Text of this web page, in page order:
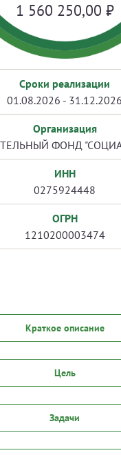
1 560 250,00 ₽
Сроки реализации
01.08.2026 - 31.12.2026
Организация
ФОНД
ИНН
0275924448
ОГРН
1210200003474
Краткое описание
Цель
Задачи